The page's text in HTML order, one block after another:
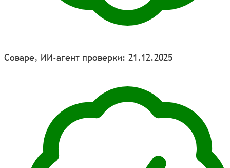
Соваре, ИИ-агент проверки: 21.12.2025